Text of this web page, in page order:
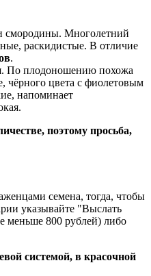
Многолетний
раскидистые. В отличие
.
По плодоношению похожа
чёрного цвета с фиолетовым
напоминает
поэтому просьба,
семена, тогда, чтобы
указывайте "Выслать
меньше 800 рублей) либо
системой, в красочной